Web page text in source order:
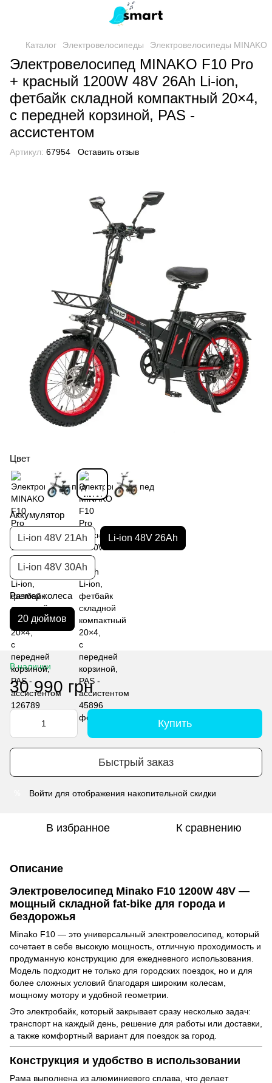
Каталог Электровелосипеды Электровелосипеды MINAKO
Электровелосипед MINAKO F10 Pro
+ красный 1200W 48V 26Ah Li-ion,
фетбайк складной компактный 20×4,
с передней корзиной, PAS -
ассистентом
Артикул: 67954 Оставить отзыв
Цвет
Аккумулятор
Li-ion 48V 21Ah Li-ion 48V 26Ah
Li-ion 48V 30Ah
Размер колеса
20 дюймов
В наличии
30 990 грн
Купить
Быстрый заказ
Войти для отображения накопительной скидки
В избранное К сравнению
Описание
Электровелосипед Minako F10 1200W 48V —
мощный складной fat-bike для города и
бездорожья
Minako F10 — это универсальный электровелосипед, который
сочетает в себе высокую мощность, отличную проходимость и
продуманную конструкцию для ежедневного использования.
Модель подходит не только для городских поездок, но и для
более сложных условий благодаря широким колесам,
мощному мотору и удобной геометрии.
Это электробайк, который закрывает сразу несколько задач:
транспорт на каждый день, решение для работы или доставки,
а также комфортный вариант для поездок за город.
Конструкция и удобство в использовании
Рама выполнена из алюминиевого сплава, что делает